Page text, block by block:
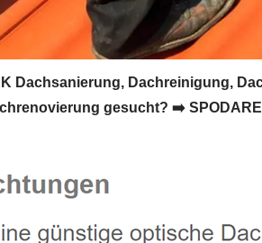
Dachsanierung, Dachreinigung,
gesucht? ➡️